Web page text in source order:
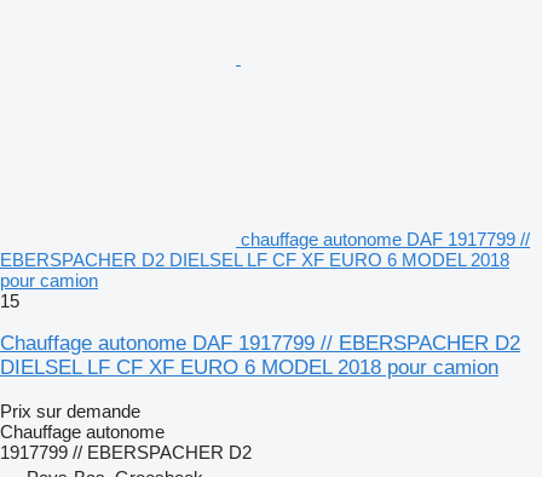
chauffage autonome DAF 1917799 //
EBERSPACHER D2 DIELSEL LF CF XF EURO 6 MODEL 2018
pour camion
15
Chauffage autonome DAF 1917799 // EBERSPACHER D2
DIELSEL LF CF XF EURO 6 MODEL 2018 pour camion
Prix sur demande
Chauffage autonome
1917799 // EBERSPACHER D2